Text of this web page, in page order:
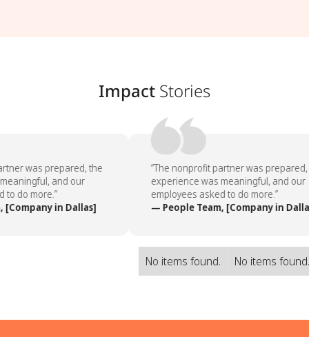
Impact Stories
was prepared, the
and our
do more.”
in Dallas]
“The nonprofit partner was prepared,
experience was meaningful, and our
employees asked to do more.”
— People Team, [Company in
No items found. No items